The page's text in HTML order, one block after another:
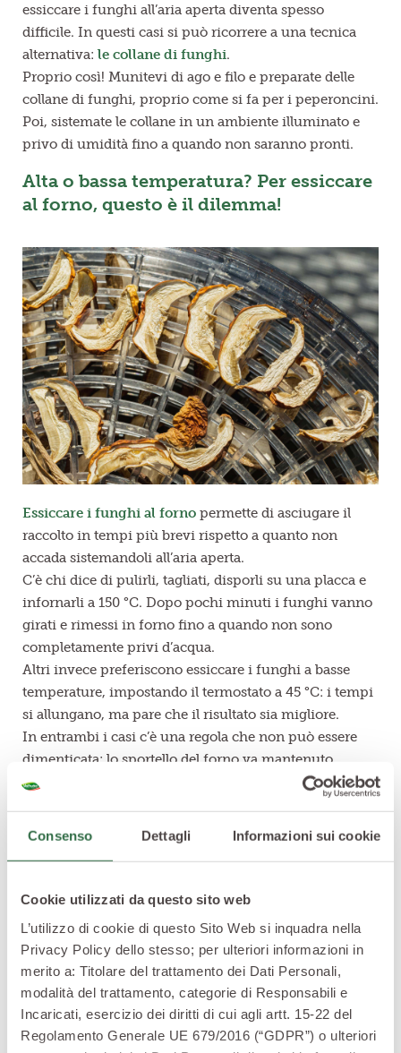
Consenso Dettagli Informazioni sui cookie
Cookie utilizzati da questo sito web
L’utilizzo di cookie di questo Sito Web si inquadra nella
Privacy Policy dello stesso; per ulteriori informazioni in
merito a: Titolare del trattamento dei Dati Personali,
modalità del trattamento, categorie di Responsabili e
Incaricati, esercizio dei diritti di cui agli artt. 15-22 del
Regolamento Generale UE 679/2016 (“GDPR”) o ulteriori
essiccare i funghi all’aria aperta diventa spesso
difficile. In questi casi si può ricorrere a una tecnica
alternativa: le collane di funghi.
Proprio così! Munitevi di ago e filo e preparate delle
collane di funghi, proprio come si fa per i peperoncini.
Poi, sistemate le collane in un ambiente illuminato e
privo di umidità fino a quando non saranno pronti.
Alta o bassa temperatura? Per essiccare
al forno, questo è il dilemma!
Essiccare i funghi al forno permette di asciugare il
raccolto in tempi più brevi rispetto a quanto non
accada sistemandoli all’aria aperta.
C’è chi dice di pulirli, tagliati, disporli su una placca e
infornarli a 150 °C. Dopo pochi minuti i funghi vanno
girati e rimessi in forno fino a quando non sono
completamente privi d’acqua.
Altri invece preferiscono essiccare i funghi a basse
temperature, impostando il termostato a 45 °C: i tempi
si allungano, ma pare che il risultato sia migliore.
In entrambi i casi c’è una regola che non può essere
dimenticata: lo sportello del forno va mantenuto
socchiuso per permettere all’umidità di fuoriuscire.
Il microonde, la scelta più veloce per
essiccare i funghi